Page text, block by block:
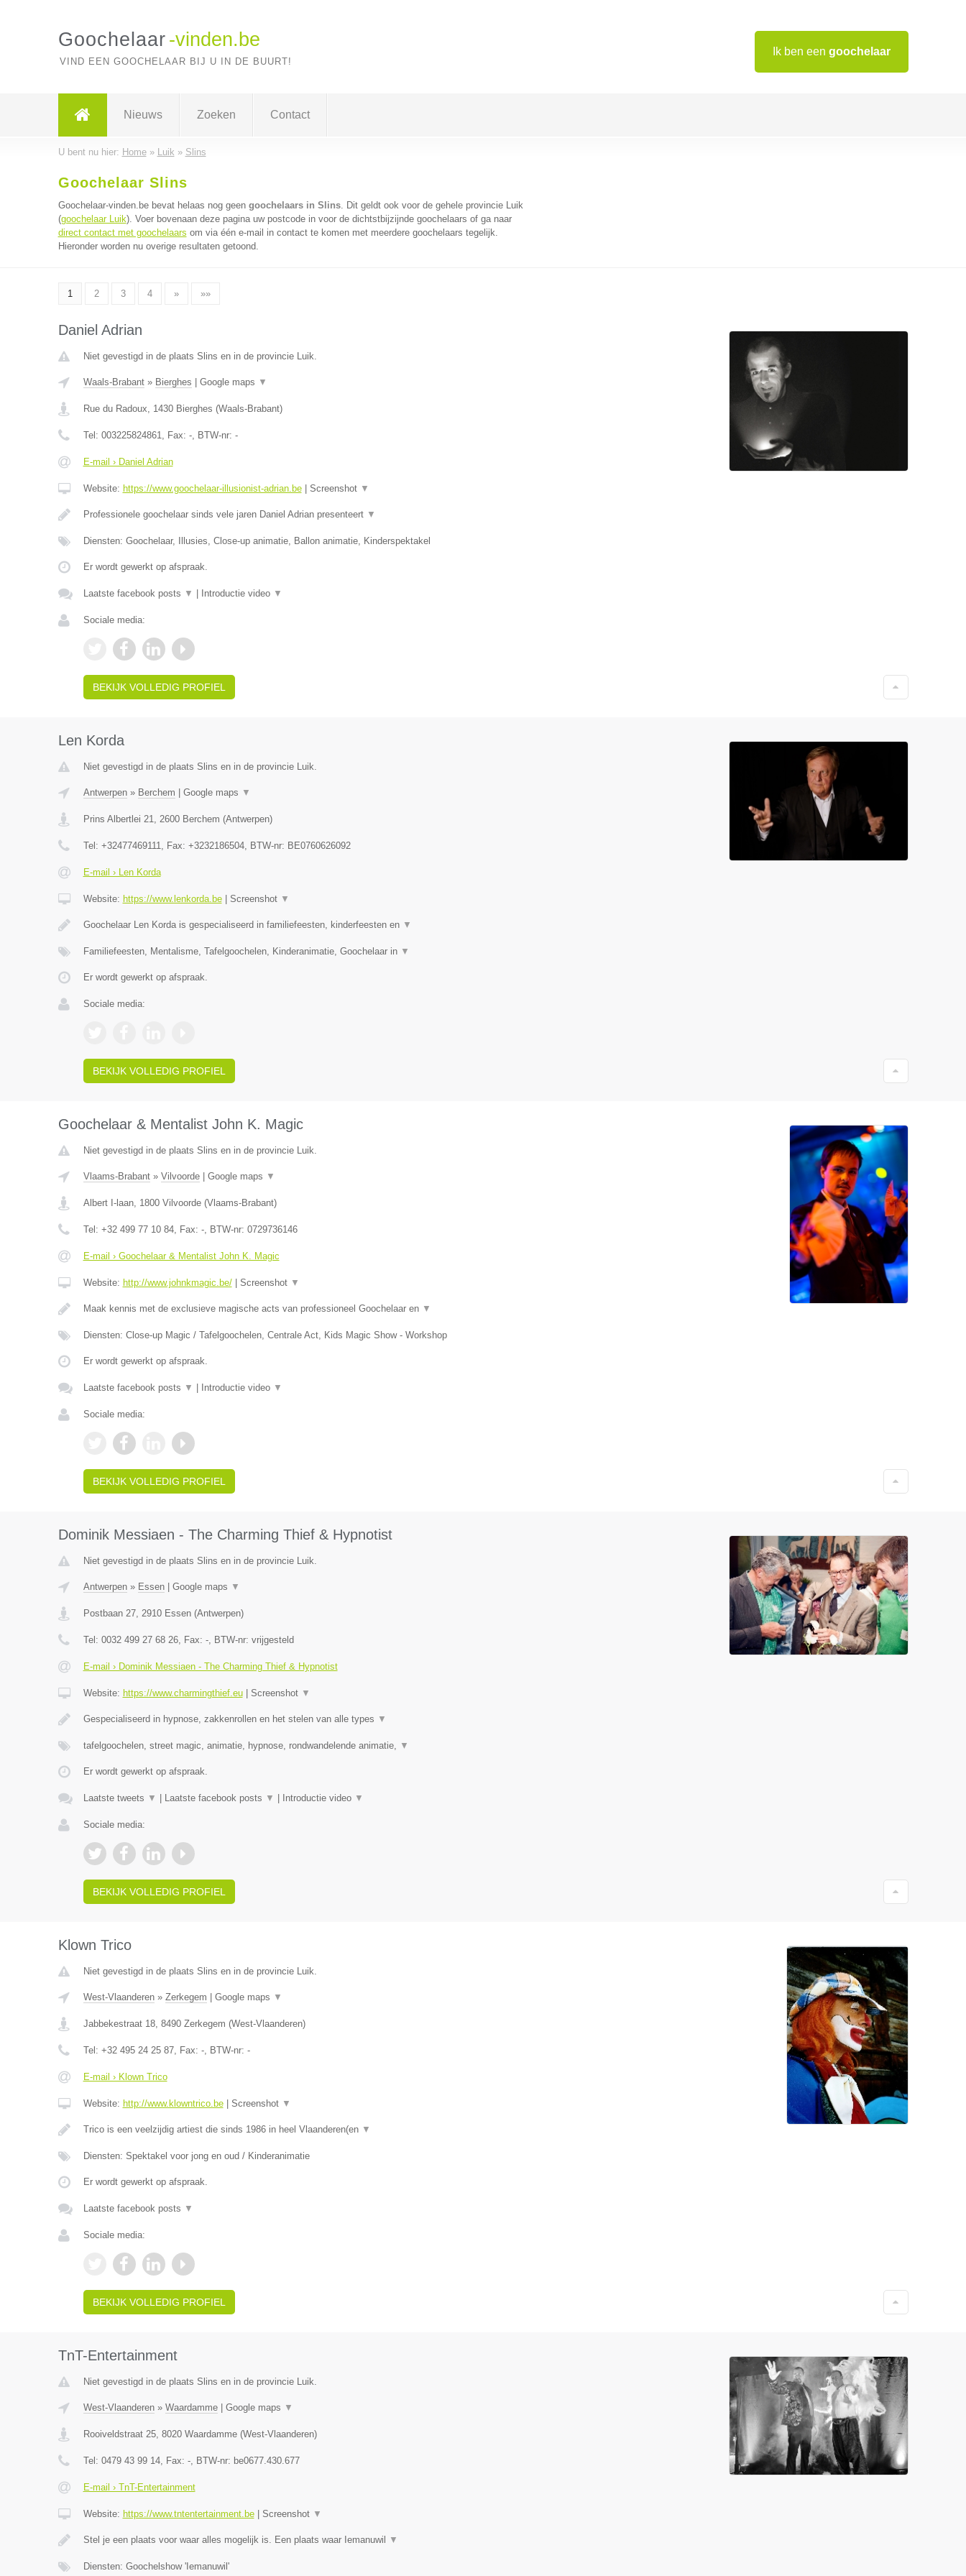
Ik ben een goochelaar
Goochelaar -vinden.be
VIND EEN GOOCHELAAR BIJ U IN DE BUURT!
Nieuws Zoeken Contact
U bent nu hier: Home» Luik » Slins
Goochelaar Slins
Goochelaar-vinden.be bevat helaas nog geen goochelaars in Slins. Dit geldt ook voor de gehele provincie Luik
(goochelaar Luik). Voer bovenaan deze pagina uw postcode in voor de dichtstbijzijnde goochelaars of ga naar
direct contact met goochelaars om via één e-mail in contact te komen met meerdere goochelaars tegelijk.
Hieronder worden nu overige resultaten getoond.
1 2 3 4 » »»
Daniel Adrian
Niet gevestigd in de plaats Slins en in de provincie Luik.
Waals-Brabant» Bierghes Google maps ▼
Rue du Radoux, 1430 Bierghes (Waals-Brabant)
Tel: 003225824861, Fax: -, BTW-nr: -
E-mail › Daniel Adrian
Website: https://www.goochelaar-illusionist-adrian.be| Screenshot ▼
Professionele goochelaar sinds vele jaren Daniel Adrian presenteert ▼
Diensten: Goochelaar, Illusies, Close-up animatie, Ballon animatie, Kinderspektakel
Er wordt gewerkt op afspraak.
Laatste facebook posts ▼ Introductie video ▼
Sociale media:
BEKIJK VOLLEDIG PROFIEL
Len Korda
Niet gevestigd in de plaats Slins en in de provincie Luik.
Antwerpen» Berchem Google maps ▼
Prins Albertlei 21, 2600 Berchem (Antwerpen)
Tel: +32477469111, Fax: +3232186504, BTW-nr: BE0760626092
E-mail › Len Korda
Website: https://www.lenkorda.be| Screenshot ▼
Goochelaar Len Korda is gespecialiseerd in familiefeesten, kinderfeesten en ▼
Familiefeesten, Mentalisme, Tafelgoochelen, Kinderanimatie, Goochelaar in ▼
Er wordt gewerkt op afspraak.
Sociale media:
BEKIJK VOLLEDIG PROFIEL
Goochelaar & Mentalist John K. Magic
Niet gevestigd in de plaats Slins en in de provincie Luik.
Vlaams-Brabant» Vilvoorde| Google maps ▼
Albert I-laan, 1800 Vilvoorde(Vlaams-Brabant)
Tel: +32 499 77 10 84, Fax: -, BTW-nr: 0729736146
E-mail › Goochelaar & Mentalist John K. Magic
Website: http://www.johnkmagic.be/| Screenshot ▼
Maak kennis met de exclusieve magische acts van professioneel Goochelaar en ▼
Diensten: Close-up Magic / Tafelgoochelen, Centrale Act, Kids Magic Show - Workshop
Er wordt gewerkt op afspraak.
Laatste facebook posts ▼ Introductie video ▼
Sociale media:
BEKIJK VOLLEDIG PROFIEL
Dominik Messiaen - The Charming Thief & Hypnotist
Niet gevestigd in de plaats Slins en in de provincie Luik.
Antwerpen» Essen| Google maps ▼
Postbaan 27, 2910 Essen(Antwerpen)
Tel: 0032 499 27 68 26, Fax: -, BTW-nr: vrijgesteld
E-mail › Dominik Messiaen - The Charming Thief & Hypnotist
Website: https://www.charmingthief.eu| Screenshot ▼
Gespecialiseerd in hypnose, zakkenrollen en het stelen van alle types ▼
tafelgoochelen, street magic, animatie, hypnose, rondwandelende animatie, ▼
Er wordt gewerkt op afspraak.
Laatste tweets ▼ Laatste facebook posts ▼ Introductie video ▼
Sociale media:
BEKIJK VOLLEDIG PROFIEL
Klown Trico
Niet gevestigd in de plaats Slins en in de provincie Luik.
West-Vlaanderen» Zerkegem Google maps ▼
Jabbekestraat 18, 8490 Zerkegem (West-Vlaanderen)
Tel: +32 495 24 25 87, Fax: -, BTW-nr: -
E-mail › Klown Trico
Website: http://www.klowntrico.be| Screenshot ▼
Trico is een veelzijdig artiest die sinds 1986 in heel Vlaanderen(en ▼
Diensten: Spektakel voor jong en oud / Kinderanimatie
Er wordt gewerkt op afspraak.
Laatste facebook posts ▼
Sociale media:
BEKIJK VOLLEDIG PROFIEL
TnT-Entertainment
Niet gevestigd in de plaats Slins en in de provincie Luik.
West-Vlaanderen» Waardamme| Google maps ▼
Rooiveldstraat 25, 8020 Waardamme(West-Vlaanderen)
Tel: 0479 43 99 14, Fax: -, BTW-nr: be0677.430.677
E-mail › TnT-Entertainment
Website: https://www.tntentertainment.be| Screenshot ▼
Stel je een plaats voor waar alles mogelijk is. Een plaats waar Iemanuwil ▼
Diensten: Goochelshow 'Iemanuwil'